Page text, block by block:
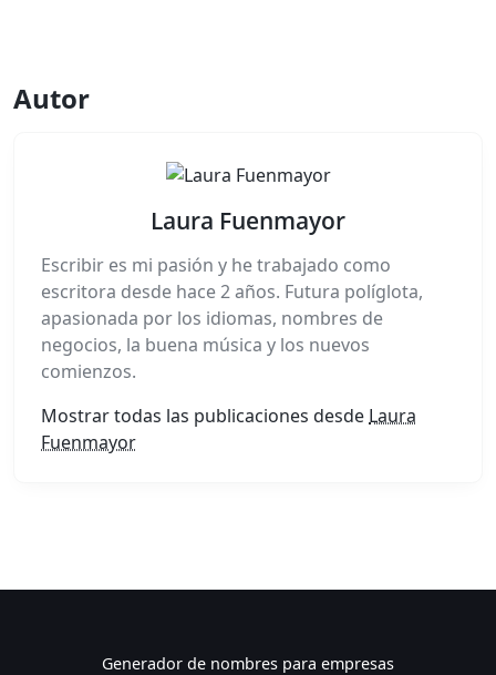
Autor
Laura Fuenmayor
Escribir es mi pasión y he trabajado como
escritora desde hace 2 años. Futura políglota,
apasionada por los idiomas, nombres de
negocios, la buena música y los nuevos
comienzos.
Mostrar todas las publicaciones desde Laura
Fuenmayor
Generador de nombres para empresas